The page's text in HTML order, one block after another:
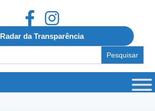
Radar da Transparência